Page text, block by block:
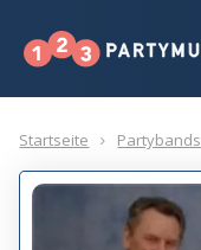
Startseite Partybands